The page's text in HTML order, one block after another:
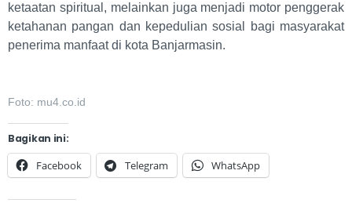
ketaatan spiritual, melainkan juga menjadi motor penggerak
ketahanan pangan dan kepedulian sosial bagi masyarakat
penerima manfaat di kota Banjarmasin.
Foto: mu4.co.id
Bagikan ini:
Facebook Telegram WhatsApp